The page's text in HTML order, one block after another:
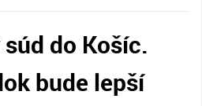
do Košíc.
bude lepší